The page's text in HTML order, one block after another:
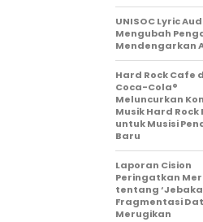
UNISOC Lyric
Mengubah
Mendengarkan
Hard Rock Cafe
Coca-Cola®
Meluncurkan
Musik Hard Rock
untuk Musisi
Baru
Laporan Cision
Peringatkan
tentang
Fragmentasi
Merugikan